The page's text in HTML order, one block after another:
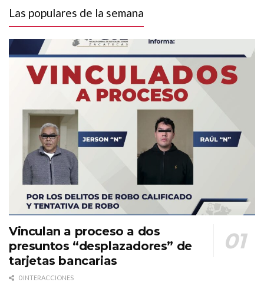
Las populares de la semana
Vinculan a proceso a dos
presuntos “desplazadores” de
tarjetas bancarias
0 INTERACCIONES